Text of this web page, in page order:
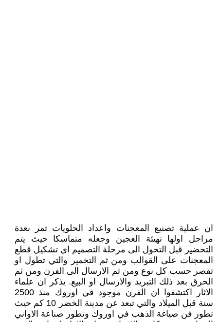
ان عملية تصنيع المعجنات واعداد الحلويات تمر بعدة
مراحل اولها تهيئة العجين وجعله متماسكا حيث يتم
التحضير قبل التحول الى مرحلة التصميم اي تشكيل قطع
المعجنات على القوالب ومن ثم التخمير والتي تطول او
تقصر حسب كل نوع ومن ثم الارسال الى الفرن ومن ثم
الحرق بعد ذلك التبريد والارسال او البيع. يذكر ان علماء
الاثار اكتشفوا ان الفرن موجود في اوروك منذ 2500
سنة قبل الميلاد والتي تبعد عن مدينة الخضر 10 كم حيث
تطور فن صياغة الذهب في اوروك وتطور صناعة الاواني